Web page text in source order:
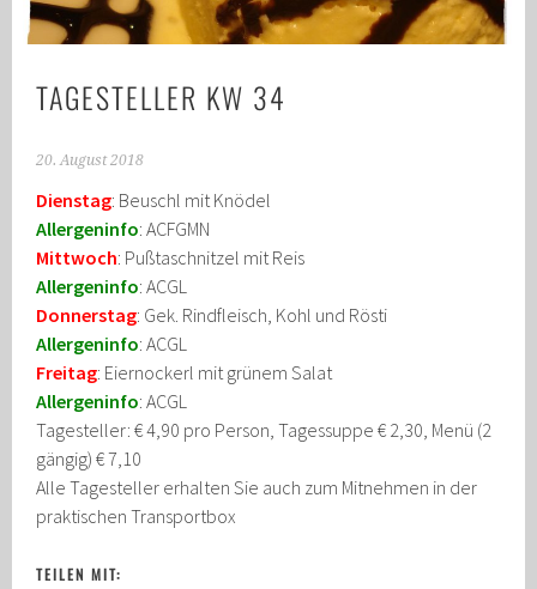
TAGESTELLER KW 34
20. August 2018
Dienstag: Beuschl mit Knödel
Allergeninfo: ACFGMN
Mittwoch: Pußtaschnitzel mit Reis
Allergeninfo: ACGL
Donnerstag: Gek. Rindfleisch, Kohl und Rösti
Allergeninfo: ACGL
Freitag: Eiernockerl mit grünem Salat
Allergeninfo: ACGL
Tagesteller: € 4,90 pro Person, Tagessuppe € 2,30, Menü (2
gängig) € 7,10
Alle Tagesteller erhalten Sie auch zum Mitnehmen in der
praktischen Transportbox
TEILEN MIT: